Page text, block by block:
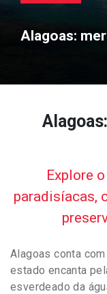
Alagoas:
Explore
paradisíacas,
Alagoas conta
estado encanta
esverdeado da